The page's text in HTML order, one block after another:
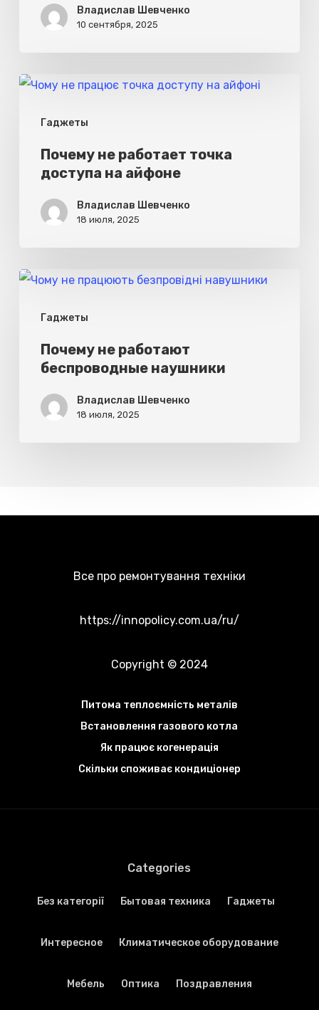
делать?
Владислав Шевченко
10 сентября, 2025
Гаджеты
Почему
работает
точка
доступа
айфоне
Почему не работает точка
доступа на айфоне
Владислав Шевченко
18 июля, 2025
Гаджеты
Почему
работают
беспроводные
наушники
Почему не работают
беспроводные наушники
Владислав Шевченко
18 июля, 2025
Все про ремонтування техніки
https://innopolicy.com.ua/ru/
Copyright © 2024
Питома теплоємність металів
Встановлення газового котла
Як працює когенерація
Скільки споживає кондиціонер
Categories
Без категорії Бытовая техника Гаджеты
Интересное Климатическое оборудование
Мебель Оптика Поздравления